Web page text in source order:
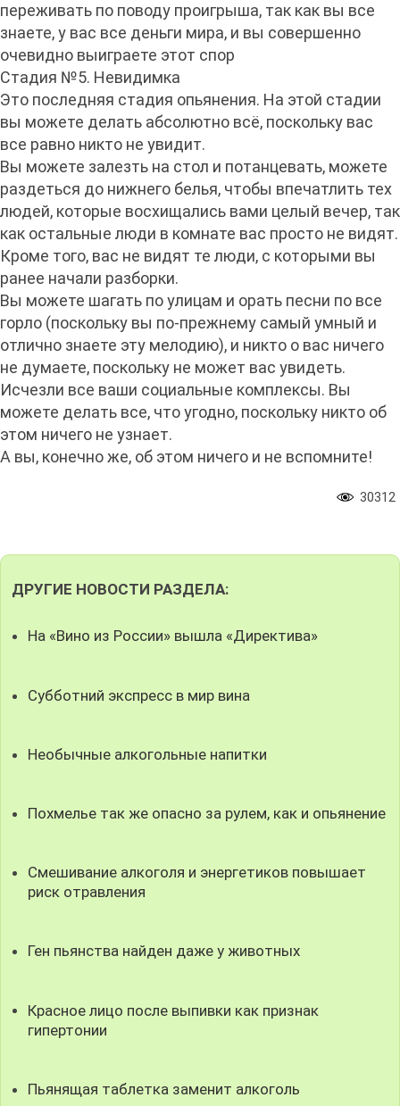
переживать по поводу проигрыша, так как вы все
знаете, у вас все деньги мира, и вы совершенно
очевидно выиграете этот спор
Стадия №5. Невидимка
Это последняя стадия опьянения. На этой стадии
вы можете делать абсолютно всё, поскольку вас
все равно никто не увидит.
Вы можете залезть на стол и потанцевать, можете
раздеться до нижнего белья, чтобы впечатлить тех
людей, которые восхищались вами целый вечер, так
как остальные люди в комнате вас просто не видят.
Кроме того, вас не видят те люди, с которыми вы
ранее начали разборки.
Вы можете шагать по улицам и орать песни по все
горло (поскольку вы по-прежнему самый умный и
отлично знаете эту мелодию), и никто о вас ничего
не думаете, поскольку не может вас увидеть.
Исчезли все ваши социальные комплексы. Вы
можете делать все, что угодно, поскольку никто об
этом ничего не узнает.
А вы, конечно же, об этом ничего и не вспомните!
30312
ДРУГИЕ НОВОСТИ РАЗДЕЛА:
На «Вино из России» вышла «Директива»
Субботний экспресс в мир вина
Необычные алкогольные напитки
Похмелье так же опасно за рулем, как и опьянение
Смешивание алкоголя и энергетиков повышает
риск отравления
Ген пьянства найден даже у животных
Красное лицо после выпивки как признак
гипертонии
Пьянящая таблетка заменит алкоголь